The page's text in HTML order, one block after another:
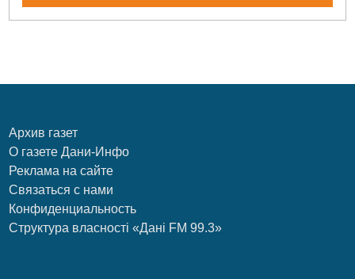
Архив газет
О газете Дани-Инфо
Реклама на сайте
Связаться с нами
Конфиденциальность
Структура власності «Дані FM 99.3»